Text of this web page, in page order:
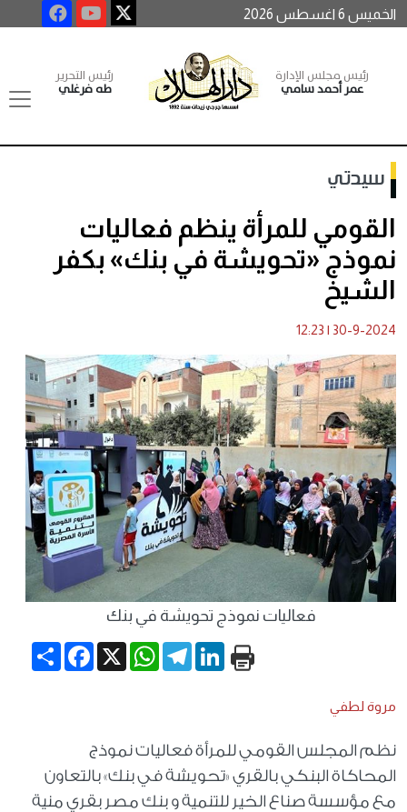
الخميس 6 اغسطس 2026
رئيس مجلس الإدارة
عمر أحمد سامي
رئيس التحرير
طه فرغلي
سيدتي
القومي للمرأة ينظم فعاليات
نموذج «تحويشة في بنك» بكفر
الشيخ
30-9-2024
|
12:23
فعاليات نموذج تحويشة في بنك
Share
Facebook X
WhatsApp
TelegramLinkedIn
مروة لطفي
نظم المجلس القومي للمرأة فعاليات نموذج
المحاكاة البنكي بالقري «تحويشة في بنك» بالتعاون
مع مؤسسة صناع الخير للتنمية و بنك مصر بقري منية